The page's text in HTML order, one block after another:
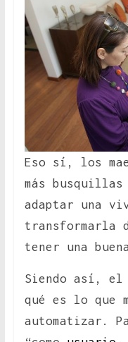
Eso sí, los
más busquillas
adaptar una
transformarla
tener una
Siendo así, el
qué es lo que
automatizar.